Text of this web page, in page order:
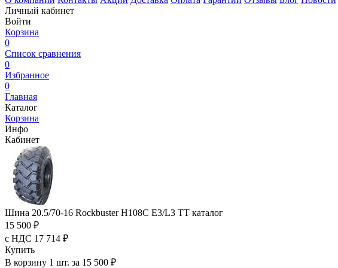
Личный кабинет
Войти
Корзина
0
Список сравнения
0
Избранное
0
Главная
Каталог
Корзина
Инфо
Кабинет
Шина 20.5/70-16 Rockbuster H108C E3/L3 TT каталог
15 500 ₽
с НДС 17 714 ₽
Купить
В корзину 1 шт. за 15 500 ₽